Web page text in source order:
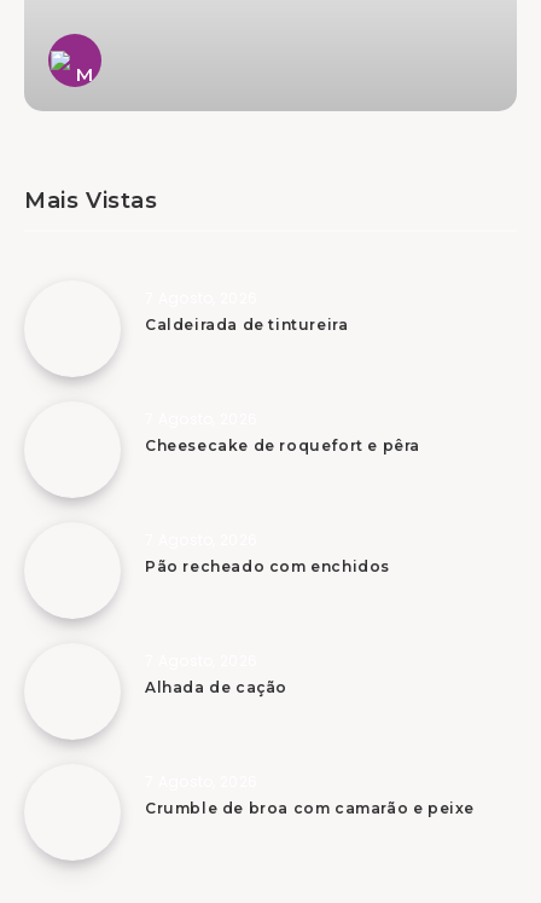
Mais Vistas
Caldeirada de tintureira
Cheesecake de roquefort e pêra
Pão recheado com enchidos
Alhada de cação
Crumble de broa com camarão e peixe